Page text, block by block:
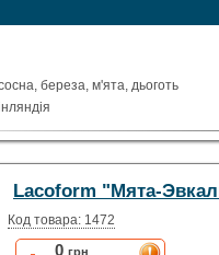
береза, м'ята, дьоготь
Lacoform "Мята-
Код товара: 1472
0 грн